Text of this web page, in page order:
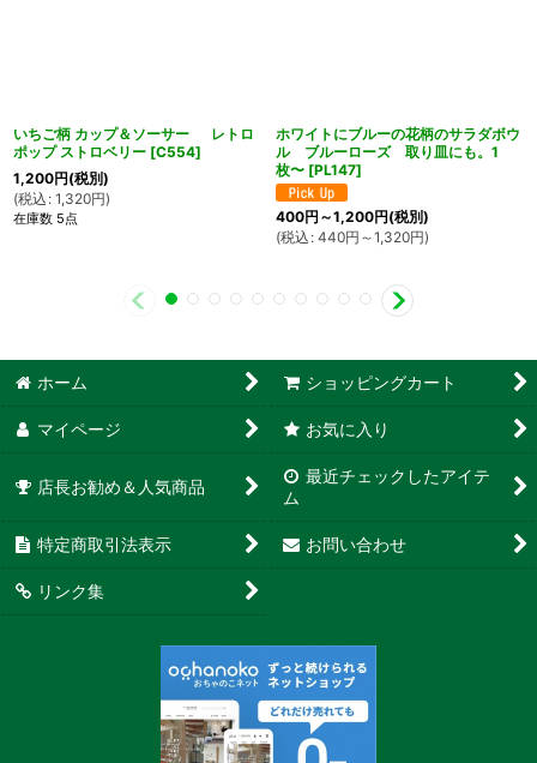
いちご柄 カップ＆ソーサー レトロ
ポップ ストロベリー [C554]
1,200円(税別)
(税込 : 1,320円)
在庫数 5点
ホワイトにブルーの花柄のサラダボウ
ル ブルーローズ 取り皿にも。1
枚〜 [PL147]
400円 ～1,200円(税別)
(税込 : 440円 ～1,320円)
ホーム ショッピングカート
マイページ お気に入り
店長お勧め＆人気商品
最近チェックしたアイテ
ム
特定商取引法表示 お問い合わせ
リンク集